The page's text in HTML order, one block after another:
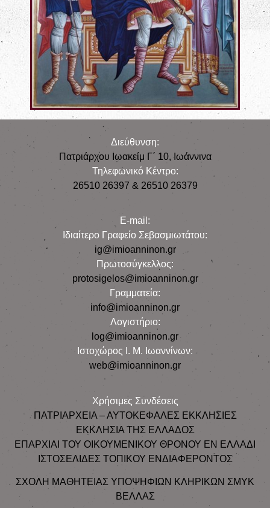
Διεύθυνση:
Πατριάρχου Ιωακείμ Γ΄ 10, Iωάννινα
Τηλεφωνικό Κέντρο:
26510 26397 & 26510 26379
E-mail:
Iδιαίτερο Γραφείο Σεβασμιωτάτου:
ig@imioanninon.gr
Πρωτοσύγκελλος:
protosigelos@imioanninon.gr
Γραμματεία:
info@imioanninon.gr
Λογιστήριο:
log@imioanninon.gr
Ιστοχώρος Ι. Μ. Ιωαννίνων:
web@imioanninon.gr
Χρήσιμες Συνδέσεις
ΠΑΤΡΙΑΡΧΕΙΑ – ΑΥΤΟΚΕΦΑΛΕΣ ΕΚΚΛΗΣΙΕΣ
ΕΚΚΛΗΣΙΑ ΤΗΣ ΕΛΛΑΔΟΣ
ΕΠΑΡΧΙΑΙ ΤΟΥ ΟΙΚΟΥΜΕΝΙΚΟΥ ΘΡΟΝΟΥ ΕΝ ΕΛΛΑΔΙ
ΙΣΤΟΣΕΛΙΔΕΣ ΤΟΠΙΚΟΥ ΕΝΔΙΑΦΕΡΟΝΤΟΣ
ΣΧΟΛΗ ΜΑΘΗΤΕΙΑΣ ΥΠΟΨΗΦΙΩΝ ΚΛΗΡΙΚΩΝ ΣΜΥΚ
ΒΕΛΛΑΣ